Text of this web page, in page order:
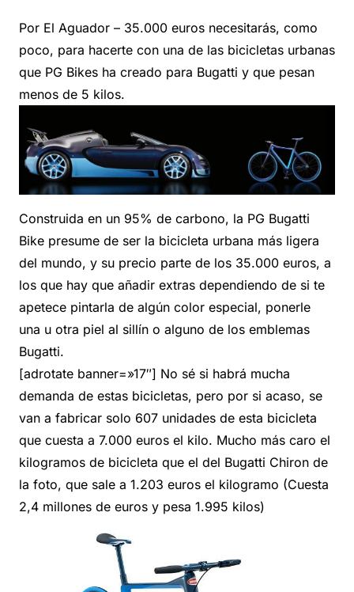
Por El Aguador – 35.000 euros necesitarás, como
poco, para hacerte con una de las bicicletas urbanas
que PG Bikes ha creado para Bugatti y que pesan
menos de 5 kilos.
Construida en un 95% de carbono, la PG Bugatti
Bike presume de ser la bicicleta urbana más ligera
del mundo, y su precio parte de los 35.000 euros, a
los que hay que añadir extras dependiendo de si te
apetece pintarla de algún color especial, ponerle
una u otra piel al sillín o alguno de los emblemas
Bugatti.
[adrotate banner=»17″] No sé si habrá mucha
demanda de estas bicicletas, pero por si acaso, se
van a fabricar solo 607 unidades de esta bicicleta
que cuesta a 7.000 euros el kilo. Mucho más caro el
kilogramos de bicicleta que el del Bugatti Chiron de
la foto, que sale a 1.203 euros el kilogramo (Cuesta
2,4 millones de euros y pesa 1.995 kilos)